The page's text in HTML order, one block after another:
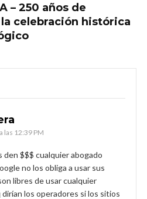
– 250 años de
celebración histórica
las 12:39 PM
den $$$ cualquier abogado
no los obliga a usar sus
libres de usar cualquier
los operadores si los sitios